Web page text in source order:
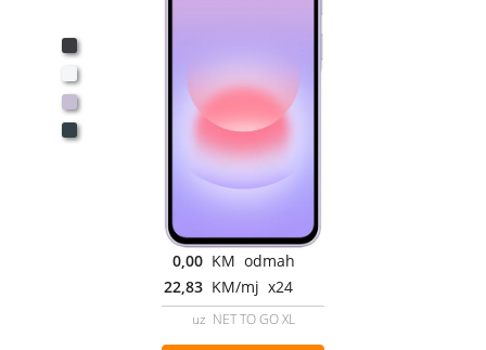
0,00 KM odmah
22,83 KM/mj x24
uz NET TO GO XL